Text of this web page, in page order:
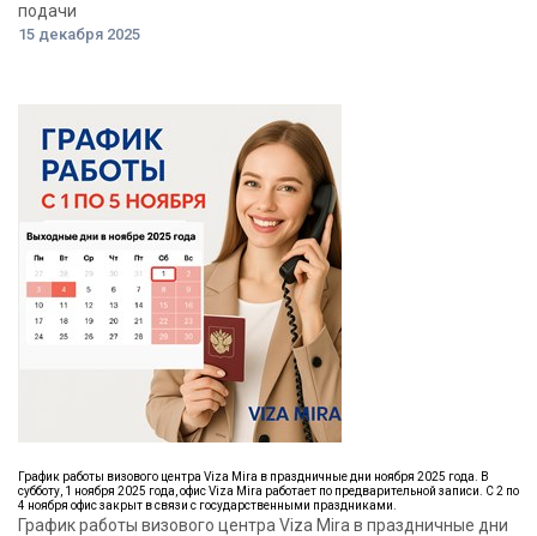
подачи
15 декабря 2025
График работы визового центра Viza Mira в праздничные дни ноября 2025 года. В
субботу, 1 ноября 2025 года, офис Viza Mira работает по предварительной записи. С 2 по
4 ноября офис закрыт в связи с государственными праздниками.
График работы визового центра Viza Mira в праздничные дни